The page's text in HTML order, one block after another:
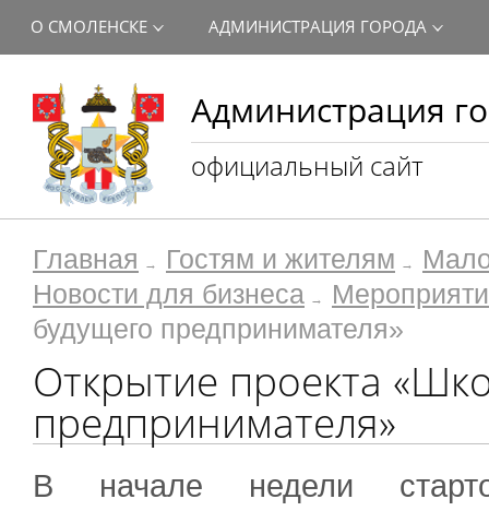
Администрация
официальный сайт
О СМОЛЕНСКЕ АДМИНИСТРАЦИЯ ГОРОДА
Главная Гостям и жителям
Новости для бизнеса
будущего предпринимателя»
Открытие проекта
предпринимателя»
В начале недели